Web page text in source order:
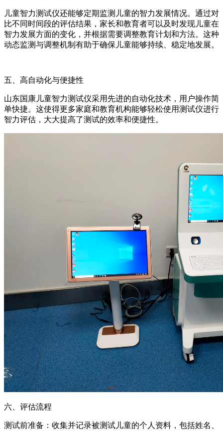
儿童智力测试仪还能够定期监测儿童的智力发展情况。通过对
比不同时间段的评估结果，家长和教育者可以及时发现儿童在
智力发展方面的变化，并根据需要调整教育计划和方法。这种
动态监测与调整机制有助于确保儿童能够持续、稳定地发展。
五、高自动化与便捷性
山东国康儿童智力测试仪采用先进的自动化技术，用户操作简
单快捷。这使得更多家庭和教育机构能够轻松使用测试仪进行
智力评估，大大提高了测试的效率和便捷性。
六、评估流程
测试前准备：收集并记录被测试儿童的个人资料，包括姓名、